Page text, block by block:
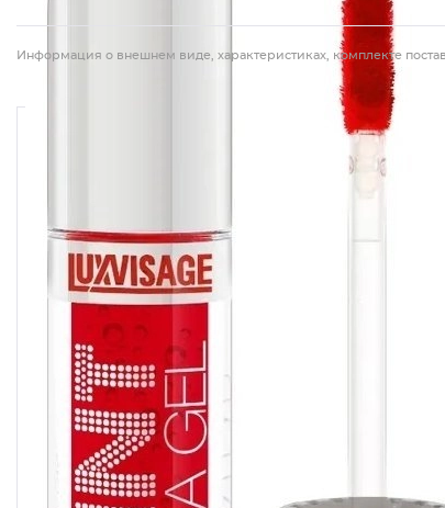
Информация о внешнем виде, характеристиках, комплекте